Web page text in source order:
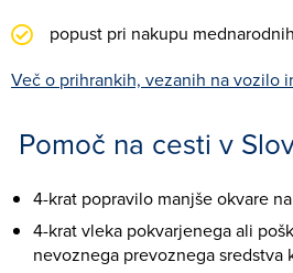
popust pri nakupu
Več o prihrankih, vezanih na vozilo
Pomoč na cesti v
4-krat popravilo manjše okvare
4-krat vleka pokvarjenega ali
nevoznega prevoznega sredstva